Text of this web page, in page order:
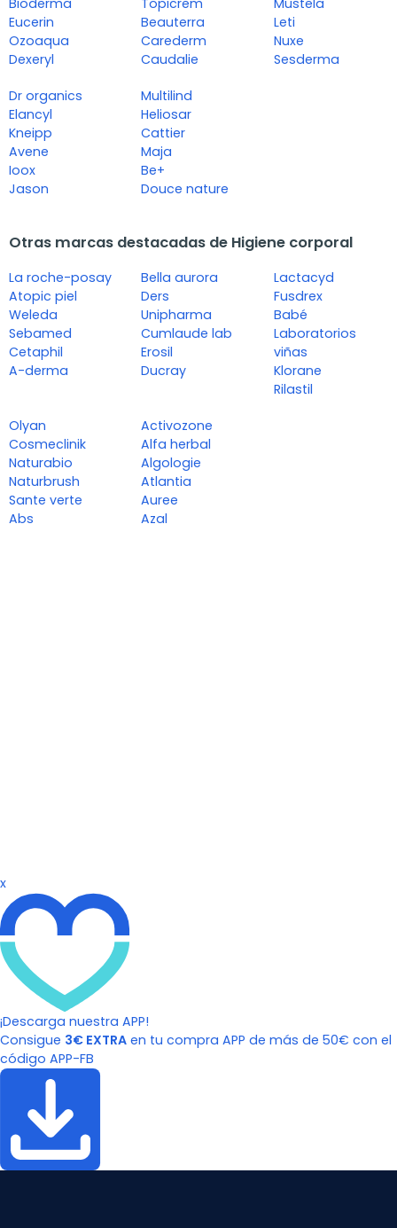
Bioderma
Eucerin
Ozoaqua
Dexeryl
Topicrem
Beauterra
Carederm
Caudalie
Mustela
Leti
Nuxe
Sesderma
Dr organics
Elancyl
Kneipp
Avene
Ioox
Jason
Multilind
Heliosar
Cattier
Maja
Be+
Douce nature
Otras marcas destacadas de Higiene corporal
La roche-posay
Atopic piel
Weleda
Sebamed
Cetaphil
A-derma
Bella aurora
Ders
Unipharma
Cumlaude lab
Erosil
Ducray
Lactacyd
Fusdrex
Babé
Laboratorios
viñas
Klorane
Rilastil
Olyan
Cosmeclinik
Naturabio
Naturbrush
Sante verte
Abs
Activozone
Alfa herbal
Algologie
Atlantia
Auree
Azal
x
¡Descarga nuestra APP!
Consigue 3€ EXTRA en tu compra APP de más de 50€ con el
código APP-FB